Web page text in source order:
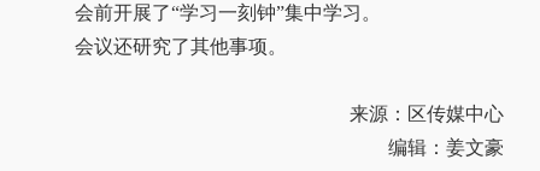
会前开展了“学习一刻钟”集中学习。
会议还研究了其他事项。
来源：区传媒中心
编辑：姜文豪